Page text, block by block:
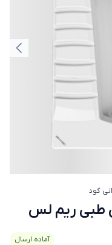
گود
طبی ریم لس
آماده ارسال